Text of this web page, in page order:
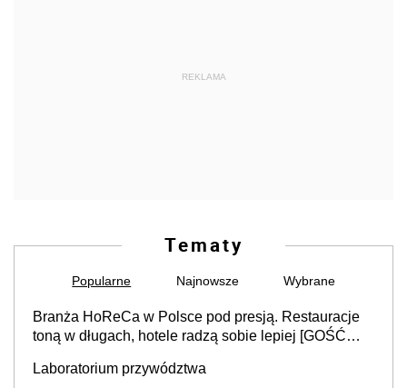
REKLAMA
Tematy
Popularne Najnowsze Wybrane
Branża HoReCa w Polsce pod presją. Restauracje
toną w długach, hotele radzą sobie lepiej [GOŚĆ
Laboratorium przywództwa